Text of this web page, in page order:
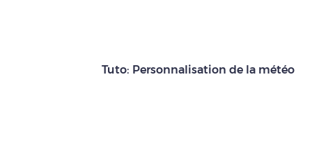
Tuto: Personnalisation de la météo